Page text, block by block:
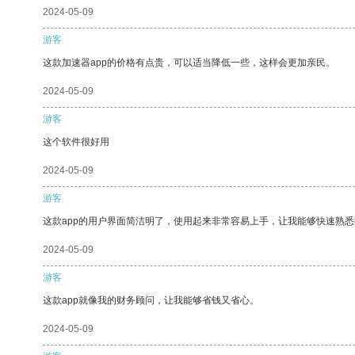
2024-05-09
游客
这款加速器app的价格有点贵，可以适当降低一些，这样会更加亲民。
2024-05-09
游客
这个软件很好用
2024-05-09
游客
这款app的用户界面简洁明了，使用起来非常容易上手，让我能够快速熟
2024-05-09
游客
这款app就像我的财务顾问，让我能够省钱又省心。
2024-05-09